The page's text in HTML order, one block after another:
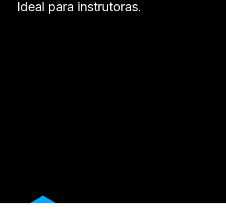
Ideal para instrutoras.